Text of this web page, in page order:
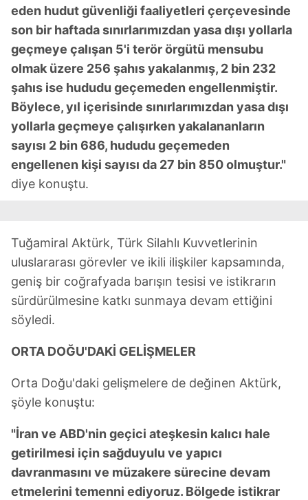
eden hudut güvenliği faaliyetleri çerçevesinde
son bir haftada sınırlarımızdan yasa dışı yollarla
geçmeye çalışan 5'i terör örgütü mensubu
olmak üzere 256 şahıs yakalanmış, 2 bin 232
şahıs ise hududu geçemeden engellenmiştir.
Böylece, yıl içerisinde sınırlarımızdan yasa dışı
yollarla geçmeye çalışırken yakalananların
sayısı 2 bin 686, hududu geçemeden
engellenen kişi sayısı da 27 bin 850 olmuştur."
diye konuştu.
Tuğamiral Aktürk, Türk Silahlı Kuvvetlerinin
uluslararası görevler ve ikili ilişkiler kapsamında,
geniş bir coğrafyada barışın tesisi ve istikrarın
sürdürülmesine katkı sunmaya devam ettiğini
söyledi.
ORTA DOĞU'DAKİ GELİŞMELER
Orta Doğu'daki gelişmelere de değinen Aktürk,
şöyle konuştu:
"İran ve ABD'nin geçici ateşkesin kalıcı hale
getirilmesi için sağduyulu ve yapıcı
davranmasını ve müzakere sürecine devam
etmelerini temenni ediyoruz. Bölgede istikrar